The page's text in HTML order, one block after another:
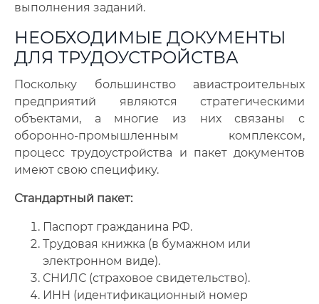
выполнения заданий.
НЕОБХОДИМЫЕ ДОКУМЕНТЫ
ДЛЯ ТРУДОУСТРОЙСТВА
Поскольку большинство авиастроительных
предприятий являются стратегическими
объектами, а многие из них связаны с
оборонно-промышленным комплексом,
процесс трудоустройства и пакет документов
имеют свою специфику.
Стандартный пакет:
Паспорт гражданина РФ.
Трудовая книжка (в бумажном или
электронном виде).
СНИЛС (страховое свидетельство).
ИНН (идентификационный номер